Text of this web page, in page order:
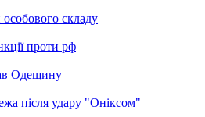
складу
проти рф
Одещину
після удару "Оніксом"